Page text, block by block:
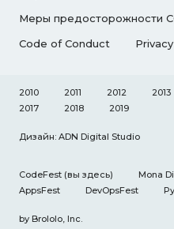
Меры предосторожности
Code of Conduct
2010 2011 2012 2013
2017
2018 2019
Дизайн: ADN Digital Studio
CodeFest (вы здесь) Mona
AppsFest
DevOpsFest
by Brololo, Inc.